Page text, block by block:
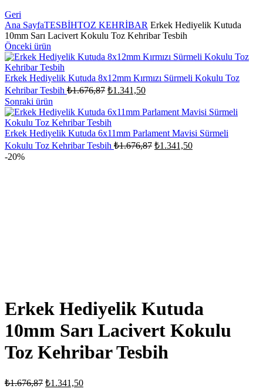
Geri
Ana SayfaTESBİHTOZ KEHRİBAR Erkek Hediyelik Kutuda
10mm Sarı Lacivert Kokulu Toz Kehribar Tesbih
Önceki ürün
Erkek Hediyelik Kutuda 8x12mm Kırmızı Sürmeli Kokulu Toz
Kehribar Tesbih ₺1.676,87 Orijinal
₺1.676,87.
₺1.341,50Şu
fiyat:
Sonraki ürün
Erkek Hediyelik Kutuda 6x11mm Parlament Mavisi Sürmeli
Kokulu Toz Kehribar Tesbih ₺1.676,87 Orijinal
₺1.341,50Şu
-20%
Erkek Hediyelik Kutuda
10mm Sarı Lacivert Kokulu
Toz Kehribar Tesbih
₺1.676,87 Orijinal
₺1.341,50Şu